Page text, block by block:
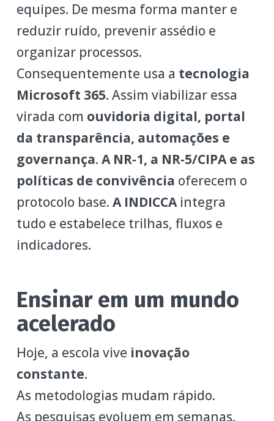
equipes. De mesma forma manter e
reduzir ruído, prevenir assédio e
organizar processos.
Consequentemente usa a tecnologia
Microsoft 365. Assim viabilizar essa
virada com ouvidoria digital, portal
da transparência, automações e
governança. A NR‑1, a NR‑5/CIPA e as
políticas de convivência oferecem o
protocolo base. A INDICCAintegra
tudo e estabelece trilhas, fluxos e
indicadores.
Ensinar em um mundo
acelerado
Hoje, a escola vive inovação
constante.
As metodologias mudam rápido.
As pesquisas evoluem em semanas.